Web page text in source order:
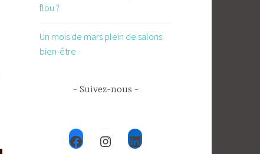
flou ?
Un mois de mars plein de salons
bien-être
- Suivez-nous -
FacebookInstagramLinkedIn